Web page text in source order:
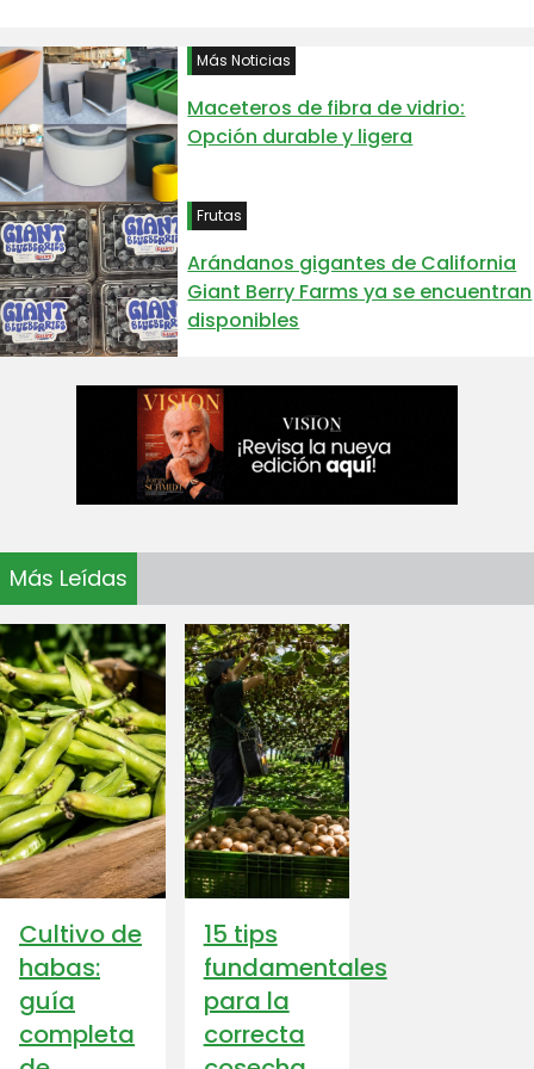
Más Noticias
Maceteros de fibra de vidrio:
Opción durable y ligera
Frutas
Arándanos gigantes de California
Giant Berry Farms ya se encuentran
disponibles
Más Leídas
Cultivo de
habas:
guía
completa
15 tips
fundamentales
para la
correcta